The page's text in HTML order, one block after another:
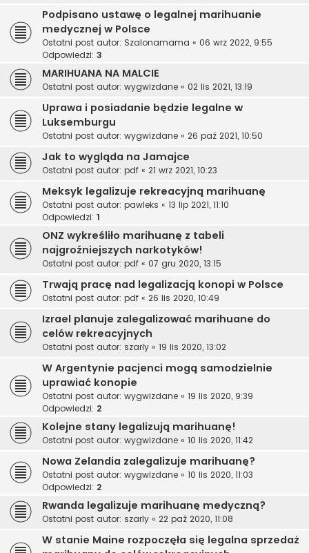
Podpisano ustawę o legalnej marihuanie
medycznej w Polsce
Ostatni post autor: Szalonamama « 06 wrz 2022, 9:55
Odpowiedzi: 3
MARIHUANA NA MALCIE
Ostatni post autor: wygwizdane « 02 lis 2021, 13:19
Uprawa i posiadanie będzie legalne w
Luksemburgu
Ostatni post autor: wygwizdane « 26 paź 2021, 10:50
Jak to wygląda na Jamajce
Ostatni post autor: pdf « 21 wrz 2021, 10:23
Meksyk legalizuje rekreacyjną marihuanę
Ostatni post autor: pawleks « 13 lip 2021, 11:10
Odpowiedzi: 1
ONZ wykreśliło marihuanę z tabeli
najgroźniejszych narkotyków!
Ostatni post autor: pdf « 07 gru 2020, 13:15
Trwają pracę nad legalizacją konopi w Polsce
Ostatni post autor: pdf « 26 lis 2020, 10:49
Izrael planuje zalegalizować marihuane do
celów rekreacyjnych
Ostatni post autor: szarly « 19 lis 2020, 13:02
W Argentynie pacjenci mogą samodzielnie
uprawiać konopie
Ostatni post autor: wygwizdane « 19 lis 2020, 9:39
Odpowiedzi: 2
Kolejne stany legalizują marihuanę!
Ostatni post autor: wygwizdane « 10 lis 2020, 11:42
Nowa Zelandia zalegalizuje marihuanę?
Ostatni post autor: wygwizdane « 10 lis 2020, 11:03
Odpowiedzi: 2
Rwanda legalizuje marihuanę medyczną?
Ostatni post autor: szarly « 22 paź 2020, 11:08
W stanie Maine rozpoczęła się legalna sprzedaż